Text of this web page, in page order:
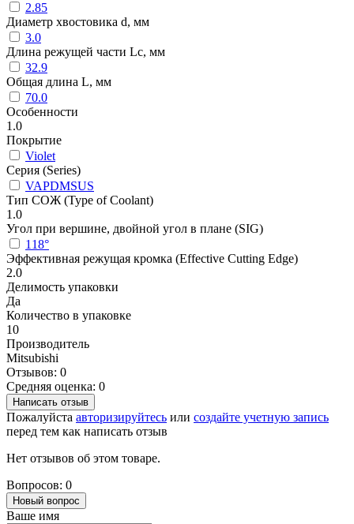
2.85
Диаметр хвостовика d, мм
3.0
Длина режущей части Lc, мм
32.9
Общая длина L, мм
70.0
Особенности
1.0
Покрытие
Violet
Серия (Series)
VAPDMSUS
Тип СОЖ (Type of Coolant)
1.0
Угол при вершине, двойной угол в плане (SIG)
118°
Эффективная режущая кромка (Effective Cutting Edge)
2.0
Делимость упаковки
Да
Количество в упаковке
10
Производитель
Mitsubishi
Отзывов: 0
Средняя оценка: 0
Написать отзыв
Пожалуйста авторизируйтесь или создайте учетную запись
перед тем как написать отзыв
Нет отзывов об этом товаре.
Вопросов: 0
Новый вопрос
Ваше имя